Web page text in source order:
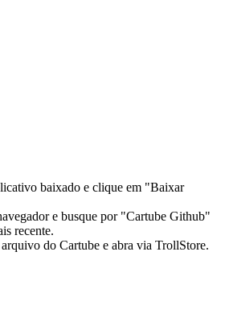
baixado e clique em "Baixar
e busque por "Cartube Github"
recente.
do Cartube e abra via TrollStore.